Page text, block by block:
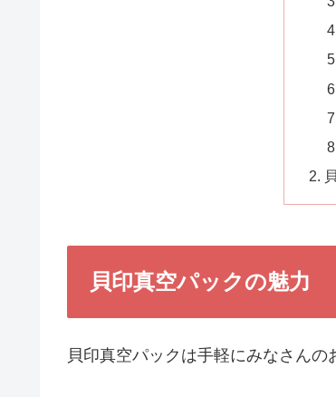
貝印真空パックの魅力
貝印真空パックは手軽にみなさんの